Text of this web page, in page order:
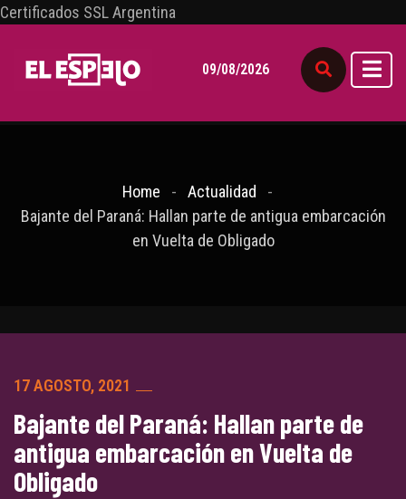
Certificados SSL Argentina
09/08/2026
Home
Actualidad
Bajante del Paraná: Hallan parte de antigua embarcación
en Vuelta de Obligado
17 AGOSTO, 2021
Bajante del Paraná: Hallan parte de
antigua embarcación en Vuelta de
Obligado